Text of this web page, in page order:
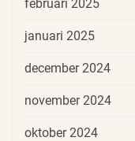
februari 2025
januari 2025
december 2024
november 2024
oktober 2024